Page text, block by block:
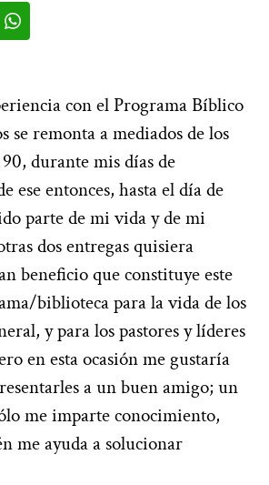
con el Programa Bíblico
se remonta a mediados de los
durante mis días de
ese entonces, hasta el día de
parte de mi vida y de mi
dos entregas quisiera
beneficio que constituye este
biblioteca para la vida de los
y para los pastores y líderes
en esta ocasión me gustaría
a un buen amigo; un
me imparte conocimiento,
me ayuda a solucionar